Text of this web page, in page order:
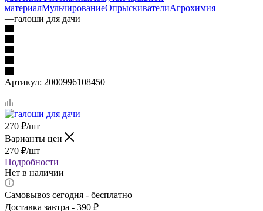
материалМульчированиеОпрыскивателиАгрохимия
—галоши для дачи
Артикул: 2000996108450
270 ₽/шт
Варианты цен
270 ₽/шт
Подробности
Нет в наличии
Самовывоз сегодня - бесплатно
Доставка завтра - 390 ₽